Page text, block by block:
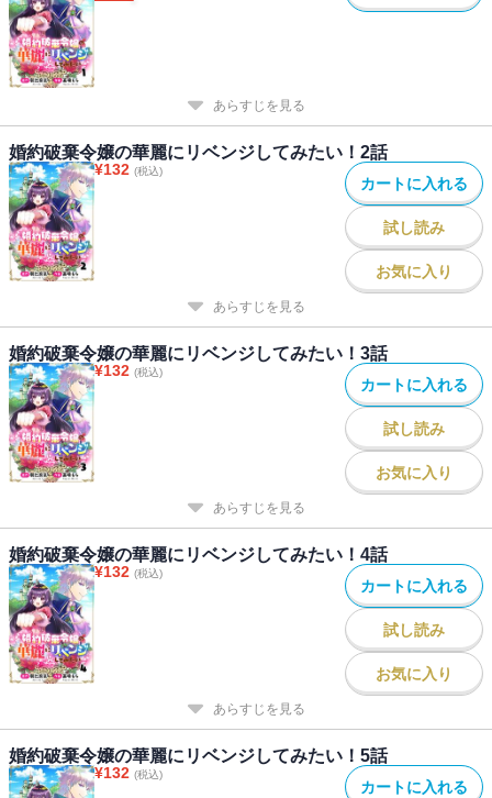
あらすじを見る
婚約破棄令嬢の華麗にリベンジしてみたい！2話
¥132 (税込)
カートに入れる
試し読み
お気に入り
あらすじを見る
婚約破棄令嬢の華麗にリベンジしてみたい！3話
¥132 (税込)
カートに入れる
試し読み
お気に入り
あらすじを見る
婚約破棄令嬢の華麗にリベンジしてみたい！4話
¥132 (税込)
カートに入れる
試し読み
お気に入り
あらすじを見る
婚約破棄令嬢の華麗にリベンジしてみたい！5話
¥132 (税込)
カートに入れる